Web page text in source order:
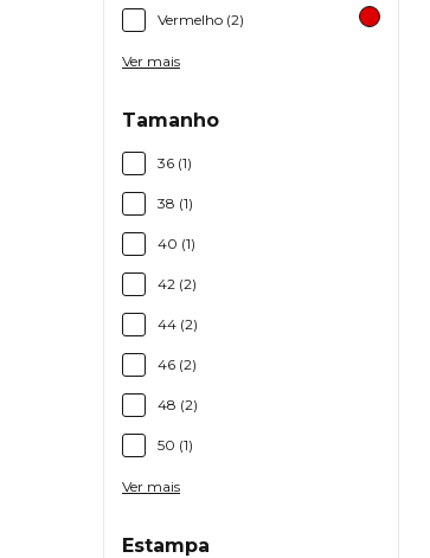
Vermelho (2)
Ver mais
Tamanho
36 (1)
38 (1)
40 (1)
42 (2)
44 (2)
46 (2)
48 (2)
50 (1)
Ver mais
Estampa